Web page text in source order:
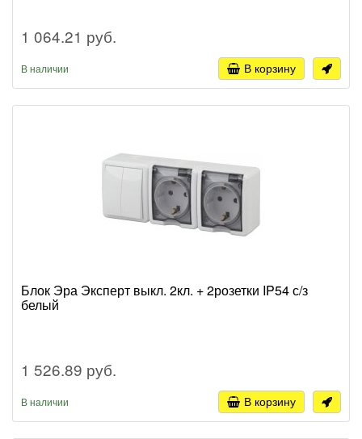
1 064.21 руб.
В наличии В корзину
Блок Эра Эксперт выкл. 2кл. + 2розетки IP54 с/з
белый
1 526.89 руб.
В наличии В корзину